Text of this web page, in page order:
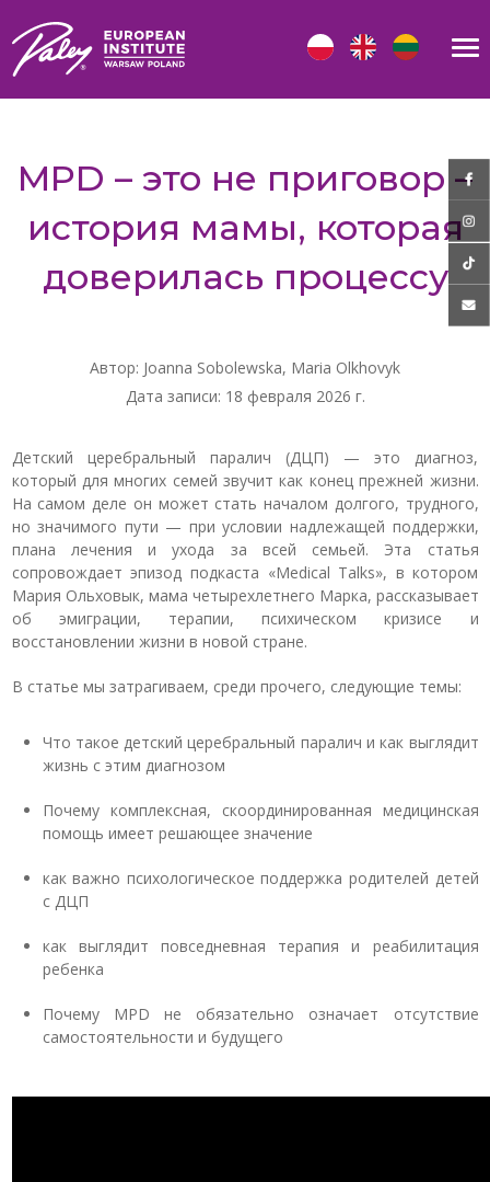
MPD – это не приговор –
история мамы, которая
доверилась процессу
Автор: Joanna Sobolewska, Maria Olkhovyk
Дата записи: 18 февраля 2026 г.
Детский церебральный паралич (ДЦП) — это диагноз,
который для многих семей звучит как конец прежней жизни.
На самом деле он может стать началом долгого, трудного,
но значимого пути — при условии надлежащей поддержки,
плана лечения и ухода за всей семьей. Эта статья
сопровождает эпизод подкаста «Medical Talks», в котором
Мария Ольховык, мама четырехлетнего Марка, рассказывает
об эмиграции, терапии, психическом кризисе и
восстановлении жизни в новой стране.
В статье мы затрагиваем, среди прочего, следующие темы:
Что такое детский церебральный паралич и как выглядит
жизнь с этим диагнозом
Почему комплексная, скоординированная медицинская
помощь имеет решающее значение
как важно психологическое поддержка родителей детей
с ДЦП
как выглядит повседневная терапия и реабилитация
ребенка
Почему MPD не обязательно означает отсутствие
самостоятельности и будущего